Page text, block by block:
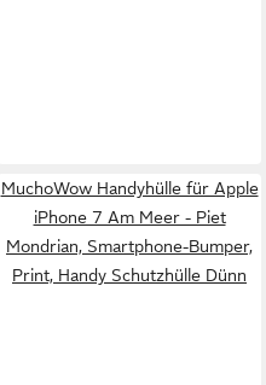
MuchoWow Handyhülle für Apple
iPhone 7 Am Meer - Piet
Mondrian, Smartphone-Bumper,
Print, Handy Schutzhülle Dünn